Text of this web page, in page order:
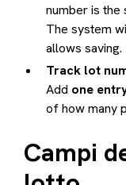
number is the
The system
allows saving.
Track lot
Add one
of how many
Campi